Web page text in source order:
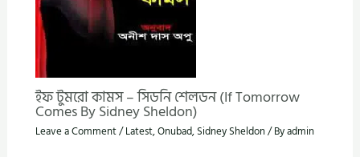
ইফ টুমরো কামস – সিডনি শেলডন (If Tomorrow
Comes By Sidney Sheldon)
Leave a Comment/Latest,Onubad, Sidney Sheldon/ Byadmin